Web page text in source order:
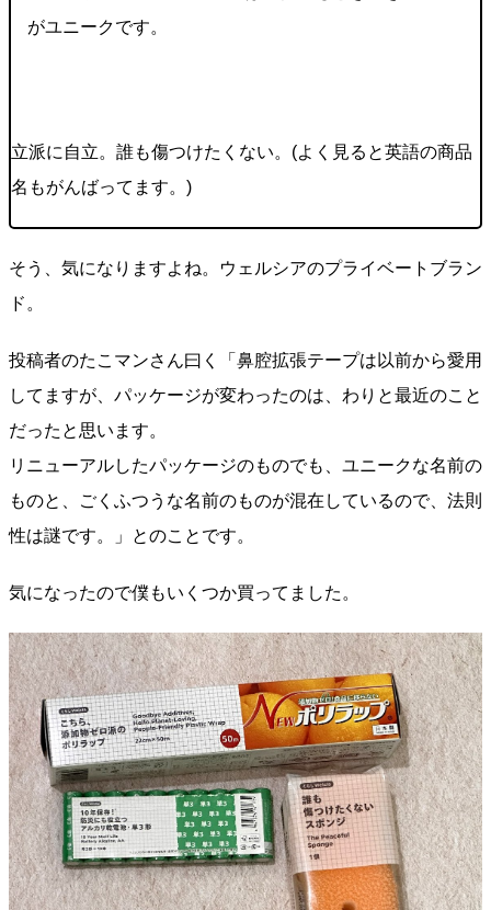
がユニークです。
立派に自立。誰も傷つけたくない。(よく見ると英語の商品
名もがんばってます。)
そう、気になりますよね。ウェルシアのプライベートブラン
ド。
投稿者のたこマンさん曰く「鼻腔拡張テープは以前から愛用
してますが、パッケージが変わったのは、わりと最近のこと
だったと思います。
リニューアルしたパッケージのものでも、ユニークな名前の
ものと、ごくふつうな名前のものが混在しているので、法則
性は謎です。」とのことです。
気になったので僕もいくつか買ってました。